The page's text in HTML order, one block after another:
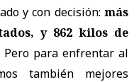
y con decisión: más
y 862 kilos de
Pero para enfrentar al
también mejores